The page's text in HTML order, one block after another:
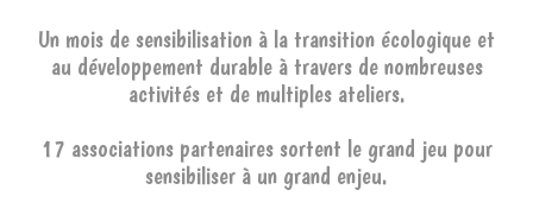
Un mois de sensibilisation à la transition écologique et
au développement durable à travers de nombreuses
activités et de multiples ateliers.
17 associations partenaires sortent le grand jeu pour
sensibiliser à un grand enjeu.